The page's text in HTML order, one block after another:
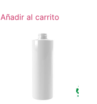
Añadir al carrito